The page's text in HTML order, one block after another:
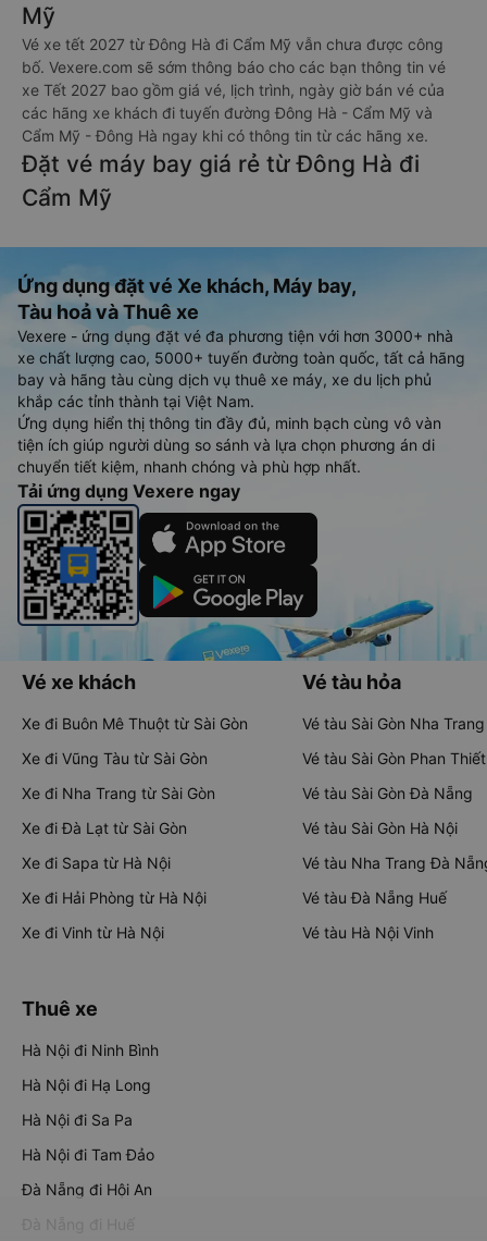
Mỹ
Vé xe tết 2027 từ Đông Hà đi Cẩm Mỹ vẫn chưa được công
bố. Vexere.com sẽ sớm thông báo cho các bạn thông tin vé
xe Tết 2027 bao gồm giá vé, lịch trình, ngày giờ bán vé của
các hãng xe khách đi tuyến đường Đông Hà - Cẩm Mỹ và
Cẩm Mỹ - Đông Hà ngay khi có thông tin từ các hãng xe.
Đặt vé máy bay giá rẻ từ Đông Hà đi
Cẩm Mỹ
Ứng dụng đặt vé Xe khách, Máy bay,
Tàu hoả và Thuê xe
Vexere - ứng dụng đặt vé đa phương tiện với hơn 3000+ nhà
xe chất lượng cao, 5000+ tuyến đường toàn quốc, tất cả hãng
bay và hãng tàu cùng dịch vụ thuê xe máy, xe du lịch phủ
khắp các tỉnh thành tại Việt Nam.
Ứng dụng hiển thị thông tin đầy đủ, minh bạch cùng vô vàn
tiện ích giúp người dùng so sánh và lựa chọn phương án di
chuyển tiết kiệm, nhanh chóng và phù hợp nhất.
Tải ứng dụng Vexere ngay
Vé xe khách
Xe đi Buôn Mê Thuột từ Sài Gòn
Xe đi Vũng Tàu từ Sài Gòn
Xe đi Nha Trang từ Sài Gòn
Xe đi Đà Lạt từ Sài Gòn
Xe đi Sapa từ Hà Nội
Xe đi Hải Phòng từ Hà Nội
Xe đi Vinh từ Hà Nội
Vé tàu hỏa
Vé tàu Sài Gòn Nha Trang
Vé tàu Sài Gòn Phan Thiết
Vé tàu Sài Gòn Đà Nẵng
Vé tàu Sài Gòn Hà Nội
Vé tàu Nha Trang Đà
Vé tàu Đà Nẵng Huế
Vé tàu Hà Nội Vinh
Thuê xe
Hà Nội đi Ninh Bình
Hà Nội đi Hạ Long
Hà Nội đi Sa Pa
Hà Nội đi Tam Đảo
Đà Nẵng đi Hội An
Đà Nẵng đi Huế